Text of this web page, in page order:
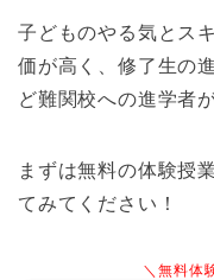
子どものやる気とス
価が高く、修了生の
ど難関校への進学者
まずは無料の体験授
てみてください！
＼無料体